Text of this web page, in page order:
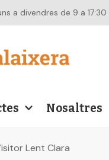
a divendres de 9 a 17:30
Nosaltres
Lent Clara